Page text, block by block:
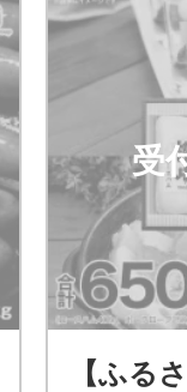
受
【ふる